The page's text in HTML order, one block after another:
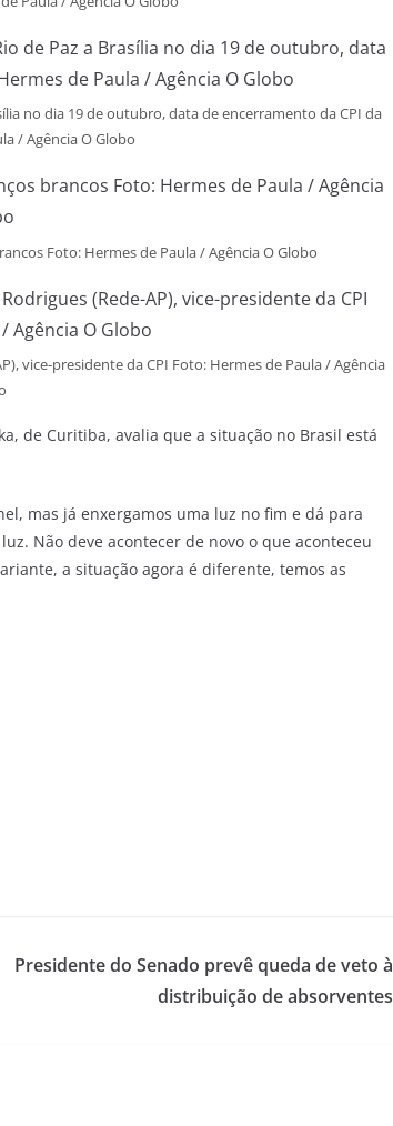
no dia 19 de outubro, data de encerramento da CPI da
/ Agência O Globo
Foto: Hermes de Paula / Agência O Globo
vice-presidente da CPI Foto: Hermes de Paula / Agência
de Curitiba, avalia que a situação no Brasil está
mas já enxergamos uma luz no fim e dá para
Não deve acontecer de novo o que aconteceu
a situação agora é diferente, temos as
Presidente do Senado prevê queda de veto à
distribuição de absorventes